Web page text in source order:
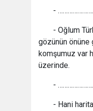
-
- Oğlum
gözünün önüne
komşumuz var
üzerinde.
-
- Hani